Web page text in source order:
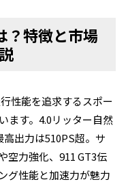
？特徴と市場
性能を追求するスポー
ます。4.0リッター自然
出力は510PS超。サ
空力強化、911 GT3伝
グ性能と加速力が魅力